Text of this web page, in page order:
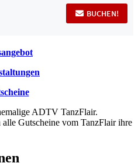
ADTV TanzFlair.
alle Gutscheine vom TanzFlair ihre